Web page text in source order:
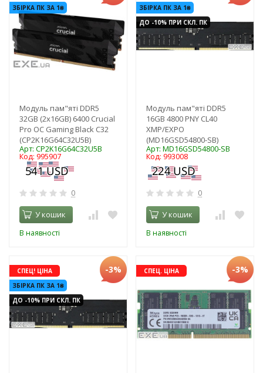
ЗБІРКА ПК ЗА 1₴
Модуль пам"яті DDR5
32GB (2x16GB) 6400 Crucial
Pro OC Gaming Black C32
(CP2K16G64C32U5B)
Арт: CP2K16G64C32U5B
Код: 995907
0
У кошик
В наявності
ЗБІРКА ПК ЗА 1₴
ДО -10% ПРИ СКЛ. ПК
Модуль пам"яті DDR5
16GB 4800 PNY CL40
XMP/EXPO
(MD16GSD54800-SB)
Арт: MD16GSD54800-SB
Код: 993008
0
У кошик
В наявності
СПЕЦ! ЦІНА
ЗБІРКА ПК ЗА 1₴
ДО -10% ПРИ СКЛ. ПК
-3% СПЕЦ. ЦІНА -3%